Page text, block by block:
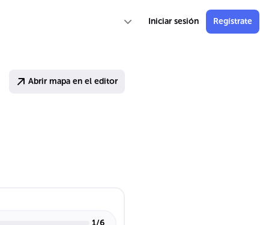
Iniciar sesión Regístrate
Abrir mapa en el editor
1/6